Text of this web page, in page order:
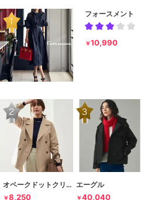
フォースメント
￥10,990
オペークドットクリップ
￥8,250
エーグル
￥40,040